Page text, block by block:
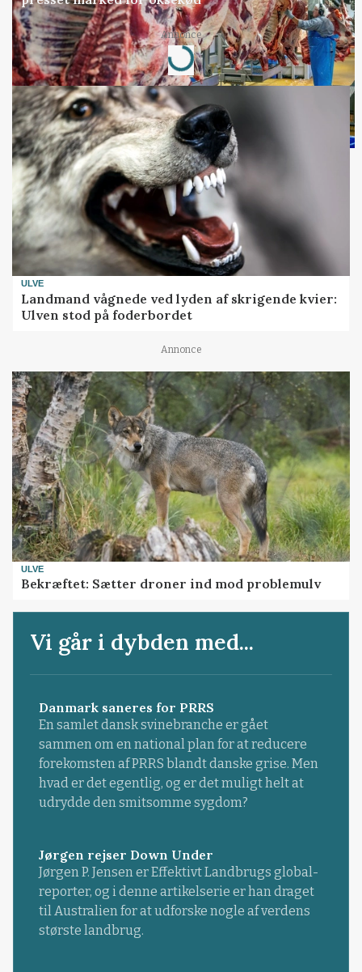
Annonce
Loading...
ULVE
Landmand vågnede ved lyden af skrigende kvier:
Ulven stod på foderbordet
Annonce
ULVE
Bekræftet: Sætter droner ind mod problemulv
Vi går i dybden med...
Danmark saneres for PRRS
En samlet dansk svinebranche er gået
sammen om en national plan for at reducere
forekomsten af PRRS blandt danske grise. Men
hvad er det egentlig, og er det muligt helt at
udrydde den smitsomme sygdom?
Jørgen rejser Down Under
Jørgen P. Jensen er Effektivt Landbrugs global-
reporter, og i denne artikelserie er han draget
til Australien for at udforske nogle af verdens
største landbrug.